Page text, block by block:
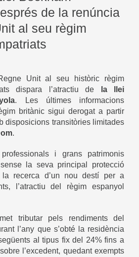
de la renúncia
al seu règim
Unit al seu històric règim
dispara l’atractiu de
la llei
. Les últimes informacions
britànic sigui derogat a partir
disposicions transitòries limitades
.
i grans patrimonis
la seva principal protecció
recerca d’un nou destí per a
l’atractiu del règim espanyol
tributar pels rendiments del
l’any que s’obté la residència
al tipus fix del 24% fins a
l’excedent, quedant exempts